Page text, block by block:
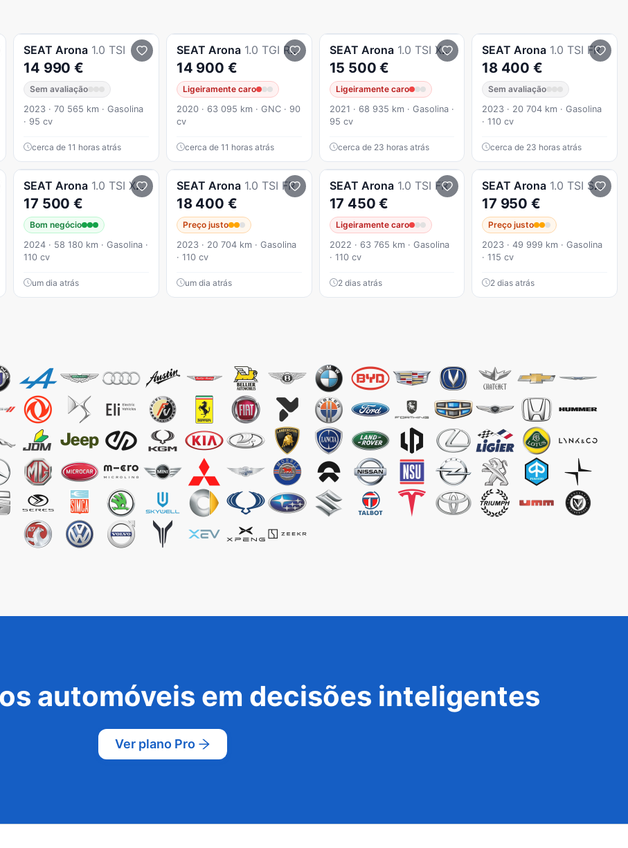
SEAT Arona 1.0 TSI
14 990 €
Sem avaliação
2023 · 70 565 km · Gasolina
· 95 cv
cerca de 11 horas atrás
SEAT Arona 1.0 TGI REFERENCE 6v
14 900 €
Ligeiramente caro
2020 · 63 095 km · GNC · 90
cv
cerca de 11 horas atrás
SEAT Arona 1.0 TSI Xcellence
15 500 €
Ligeiramente caro
2021 · 68 935 km · Gasolina ·
95 cv
cerca de 23 horas atrás
SEAT Arona 1.0 TSI FR
18 400 €
Sem avaliação
2023 · 20 704 km · Gasolina
· 110 cv
cerca de 23 horas atrás
SEAT Arona 1.0 TSI Xperience DSG
17 500 €
Bom negócio
2024 · 58 180 km · Gasolina ·
110 cv
um dia atrás
SEAT Arona 1.0 TSI FR
18 400 €
Preço justo
2023 · 20 704 km · Gasolina
· 110 cv
um dia atrás
SEAT Arona 1.0 TSI FR
17 450 €
Ligeiramente caro
2022 · 63 765 km · Gasolina
· 110 cv
2 dias atrás
SEAT Arona 1.0 TSI Style DSG
17 950 €
Preço justo
2023 · 49 999 km · Gasolina
· 115 cv
2 dias atrás
automóveis em decisões inteligentes
Ver plano Pro